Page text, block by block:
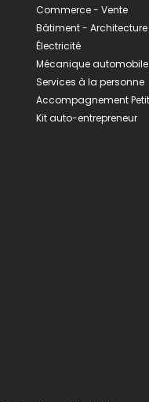
Commerce - Vente
Bâtiment - Architecture
Électricité
Mécanique automobile
Services à la personne
Accompagnement
Kit auto-entrepreneur